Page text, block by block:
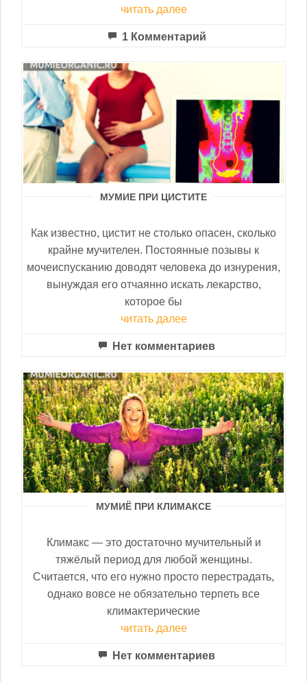
читать далее
1 Комментарий
МУМИЕ ПРИ ЦИСТИТЕ
Как известно, цистит не столько опасен, сколько
крайне мучителен. Постоянные позывы к
мочеиспусканию доводят человека до изнурения,
вынуждая его отчаянно искать лекарство,
которое бы
читать далее
Нет комментариев
МУМИЁ ПРИ КЛИМАКСЕ
Климакс — это достаточно мучительный и
тяжёлый период для любой женщины.
Считается, что его нужно просто перестрадать,
однако вовсе не обязательно терпеть все
климактерические
читать далее
Нет комментариев